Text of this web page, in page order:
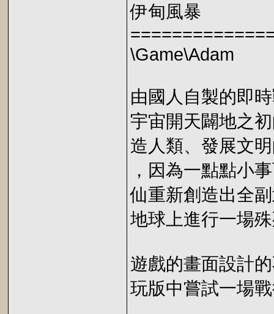
伊甸風暴
\Game\Adam
由國人自製的即
宇宙開天闢地之
造人類、發展文
，因為一點點小
仙重新創造出全
地球上進行一場
遊戲的畫面設計
玩版中嘗試一場